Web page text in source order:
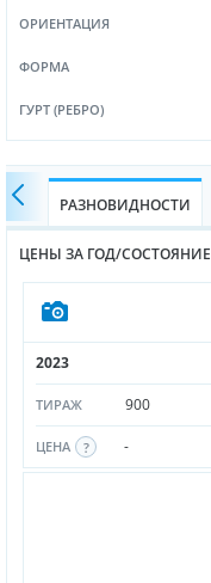
ОРИЕНТАЦИЯ
ФОРМА
ГУРТ (РЕБРО)
РАЗНОВИДНОСТИ
ЦЕНЫ ЗА ГОД/СОСТОЯНИЕ
2023
ТИРАЖ 900
ЦЕНА -